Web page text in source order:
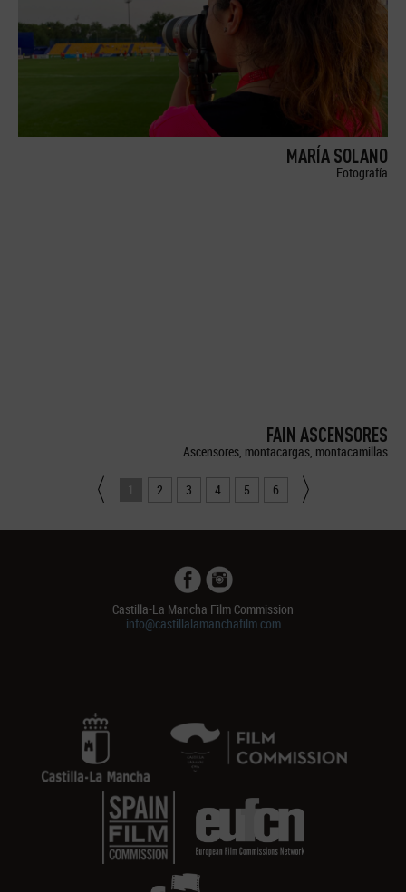
MARÍA SOLANO
Fotografía
FAIN ASCENSORES
Ascensores, montacargas, montacamillas
1 2 3 4 5 6
Castilla-La Mancha Film Commission
info@castillalamanchafilm.com